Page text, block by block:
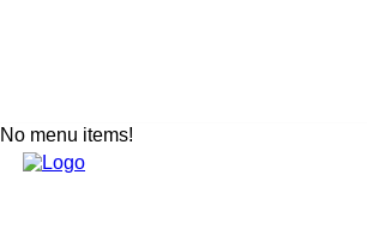
No menu items!